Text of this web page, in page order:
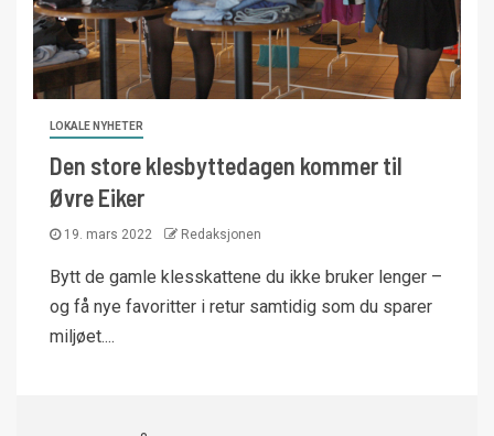
LOKALE NYHETER
Den store klesbyttedagen kommer til
Øvre Eiker
19. mars 2022 Redaksjonen
Bytt de gamle klesskattene du ikke bruker lenger –
og få nye favoritter i retur samtidig som du sparer
miljøet....